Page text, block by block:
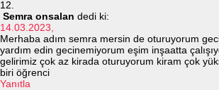
Semra onsalan dedi ki:
14.03.2023,
Merhaba adım semra mersin de oturuyorum
yardım edin gecinemiyorum eşim inşaatta
gelirimiz çok az kirada oturuyorum kiram çok
biri öğrenci
Yanıtla